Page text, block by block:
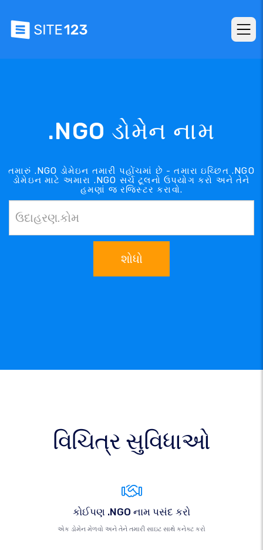
.NGO ડોમેન નામ
તમારું .NGO ડોમેઇન તમારી પહોંચમાં છે - તમારા ઇચ્છિત .NGO
ડોમેઇન માટે અમારા .NGO સર્ચ ટૂલનો ઉપયોગ કરો અને તેને
હમણાં જ રજિસ્ટર કરાવો.
શોધો
વિચિત્ર સુવિધાઓ
કોઈપણ .NGO નામ પસંદ કરો
એક ડોમેન મેળવો અને તેને તમારી સાઇટ સાથે કનેક્ટ કરો